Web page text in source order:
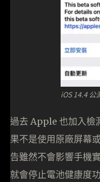
iOS 14.4 公
過去 Apple 也加入檢
果不是使用原廠屏幕
告雖然不會影響手機
就會停止電池健康度